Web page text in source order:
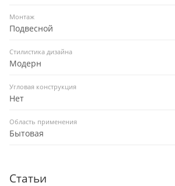
Монтаж
Подвесной
Стилистика дизайна
Модерн
Угловая конструкция
Нет
Область применения
Бытовая
Статьи